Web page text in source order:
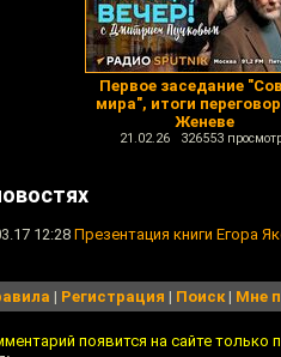
Первое заседание
мира", итоги
Женеве
21.02.26 326553
12:28 Презентация книги Егора
| Регистрация | Поиск| Мне
появится на сайте